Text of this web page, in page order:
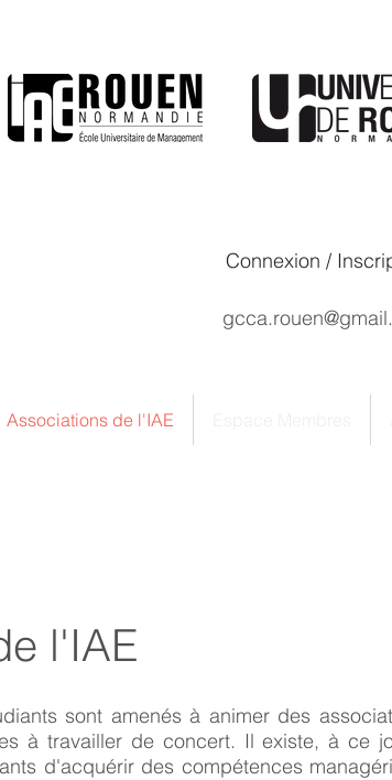
Connexion /
Associations de l'IAE
l'IAE
sont amenés à animer des
à travailler de concert. Il existe, à ce
d'acquérir des compétences